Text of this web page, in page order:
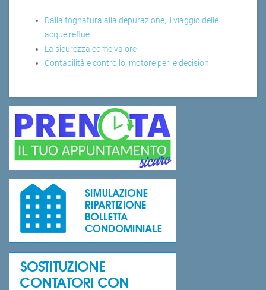
Dalla fognatura alla depurazione, il viaggio delle
acque reflue
La sicurezza come valore
Contabilità e controllo, motore per le decisioni